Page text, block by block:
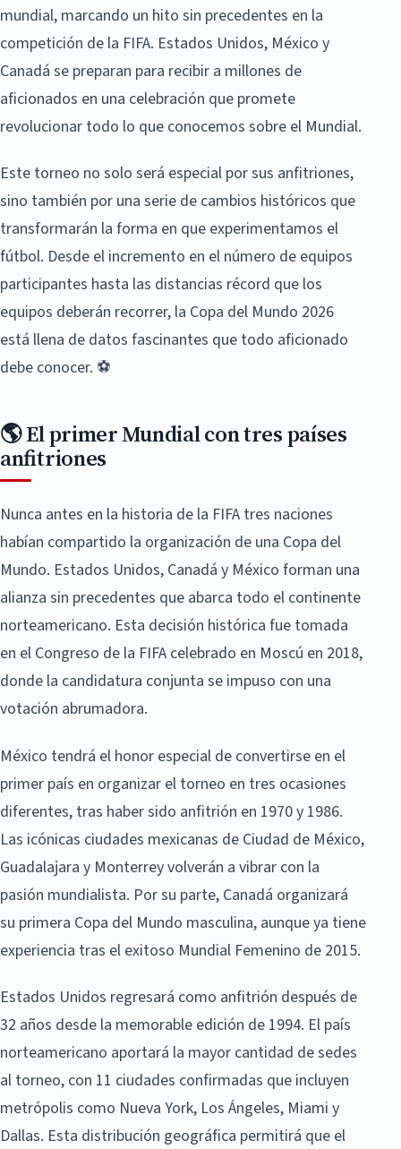
mundial, marcando un hito sin precedentes en la
competición de la FIFA. Estados Unidos, México y
Canadá se preparan para recibir a millones de
aficionados en una celebración que promete
revolucionar todo lo que conocemos sobre el Mundial.
Este torneo no solo será especial por sus anfitriones,
sino también por una serie de cambios históricos que
transformarán la forma en que experimentamos el
fútbol. Desde el incremento en el número de equipos
participantes hasta las distancias récord que los
equipos deberán recorrer, la Copa del Mundo 2026
está llena de datos fascinantes que todo aficionado
debe conocer. ⚽
🌎 El primer Mundial con tres países
anfitriones
Nunca antes en la historia de la FIFA tres naciones
habían compartido la organización de una Copa del
Mundo. Estados Unidos, Canadá y México forman una
alianza sin precedentes que abarca todo el continente
norteamericano. Esta decisión histórica fue tomada
en el Congreso de la FIFA celebrado en Moscú en 2018,
donde la candidatura conjunta se impuso con una
votación abrumadora.
México tendrá el honor especial de convertirse en el
primer país en organizar el torneo en tres ocasiones
diferentes, tras haber sido anfitrión en 1970 y 1986.
Las icónicas ciudades mexicanas de Ciudad de México,
Guadalajara y Monterrey volverán a vibrar con la
pasión mundialista. Por su parte, Canadá organizará
su primera Copa del Mundo masculina, aunque ya tiene
experiencia tras el exitoso Mundial Femenino de 2015.
Estados Unidos regresará como anfitrión después de
32 años desde la memorable edición de 1994. El país
norteamericano aportará la mayor cantidad de sedes
al torneo, con 11 ciudades confirmadas que incluyen
metrópolis como Nueva York, Los Ángeles, Miami y
Dallas. Esta distribución geográfica permitirá que el